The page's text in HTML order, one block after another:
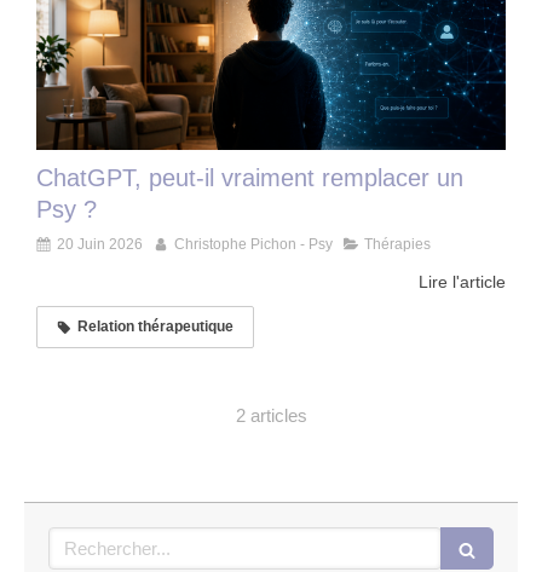
ChatGPT, peut-il vraiment remplacer un
Psy ?
20 Juin 2026 Christophe Pichon - Psy Thérapies
Lire l'article
Relation thérapeutique
2 articles
Rechercher